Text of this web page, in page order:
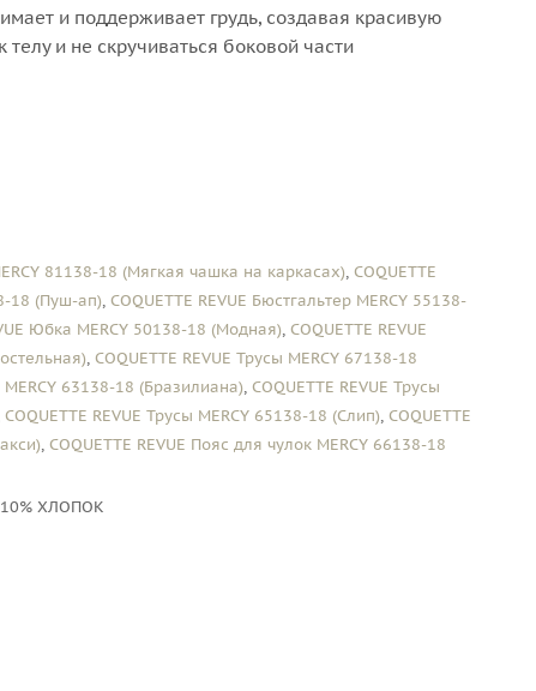
и поддерживает грудь, создавая красивую
и не скручиваться боковой части
81138-18 (Мягкая чашка на каркасах), COQUETTE
18 (Пуш-ап), COQUETTE REVUE Бюстгальтер MERCY 55138-
Юбка MERCY 50138-18 (Модная), COQUETTE REVUE
, COQUETTE REVUE Трусы MERCY 67138-18
MERCY 63138-18 (Бразилиана), COQUETTE REVUE Трусы
COQUETTE REVUE Трусы MERCY 65138-18 (Слип), COQUETTE
, COQUETTE REVUE Пояс для чулок MERCY 66138-18
ХЛОПОК